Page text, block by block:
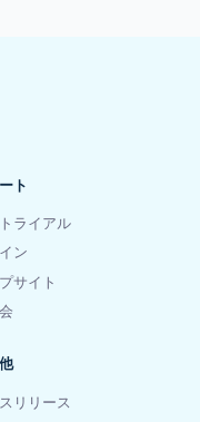
ト
ライアル
ン
サイト
リリース